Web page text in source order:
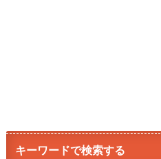
キーワードで検索する